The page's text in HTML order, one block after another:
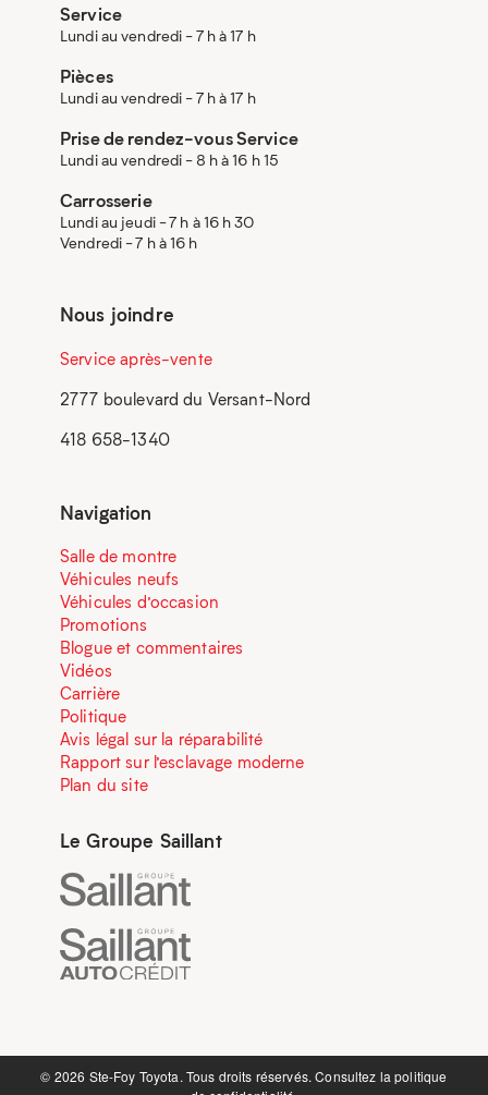
Service
Lundi au vendredi - 7 h à 17 h
Pièces
Lundi au vendredi - 7 h à 17 h
Prise de rendez-vous Service
Lundi au vendredi - 8 h à 16 h 15
Carrosserie
Lundi au jeudi - 7 h à 16 h 30
Vendredi - 7 h à 16 h
Nous joindre
Service après-vente
2777 boulevard du Versant-Nord
418 658-1340
Navigation
Salle de montre
Véhicules neufs
Véhicules d’occasion
Promotions
Blogue et commentaires
Vidéos
Carrière
Politique
Avis légal sur la réparabilité
Rapport sur l’esclavage moderne
Plan du site
Le Groupe Saillant
©️ 2026 Ste-Foy Toyota. Tous droits réservés. Consultez lapolitique